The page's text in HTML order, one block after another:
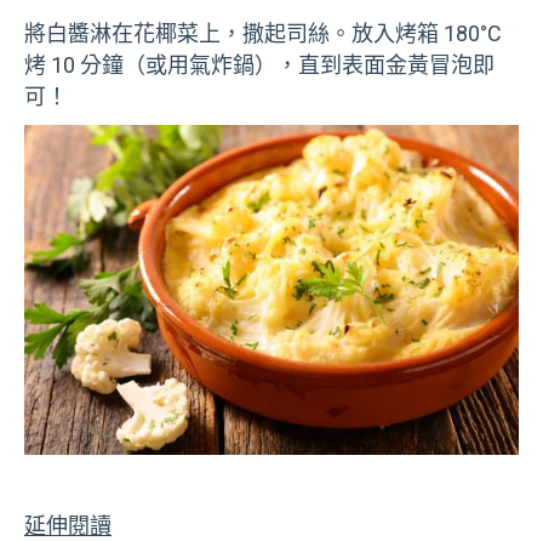
將白醬淋在花椰菜上，撒起司絲。放入烤箱 180°C
烤 10 分鐘（或用氣炸鍋），直到表面金黃冒泡即
可！
延伸閱讀